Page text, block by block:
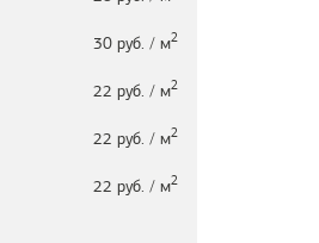
30 руб. / м2
22 руб. / м2
22 руб. / м2
22 руб. / м2